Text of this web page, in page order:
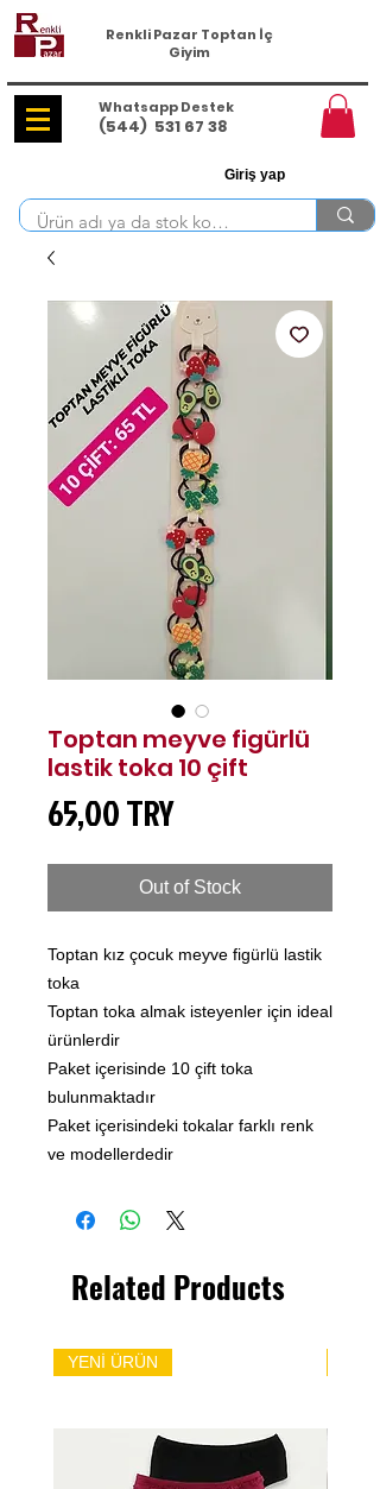
Renkli Pazar Toptan İç
Giyim
Whatsapp Destek
(544) 531 67 38
Giriş yap
Toptan meyve figürlü
lastik toka 10 çift
65,00 TRYPrice
Out of Stock
Toptan kız çocuk meyve figürlü lastik
toka
Toptan toka almak isteyenler için ideal
ürünlerdir
Paket içerisinde 10 çift toka
bulunmaktadır
Paket içerisindeki tokalar farklı renk
ve modellerdedir
Related Products
YENİ ÜRÜN